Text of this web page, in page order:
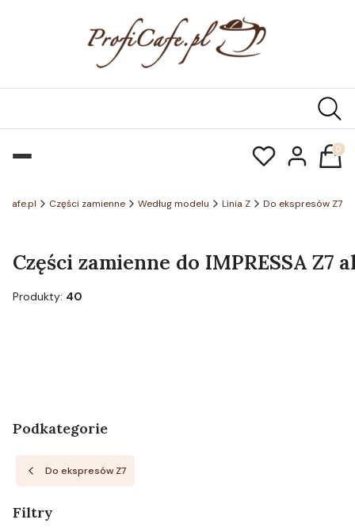
Części zamienne Według modelu Linia Z Do ekspresów Z7
Części zamienne do IMPRESSA Z7
Produkty: 40
Podkategorie
Do ekspresów Z7
Filtry